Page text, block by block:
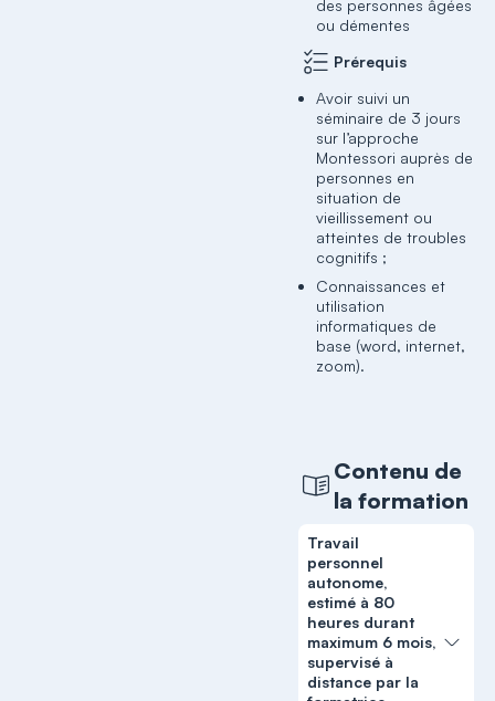
des personnes âgées
ou démentes
Prérequis
Avoir suivi un
séminaire de 3 jours
sur l’approche
Montessori auprès de
personnes en
situation de
vieillissement ou
atteintes de troubles
cognitifs ;
Connaissances et
utilisation
informatiques de
base (word, internet,
zoom).
Contenu de
la formation
Travail
personnel
autonome,
estimé à 80
heures durant
maximum 6 mois,
supervisé à
distance par la